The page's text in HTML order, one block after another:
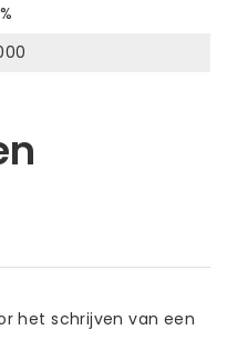
het schrijven van een